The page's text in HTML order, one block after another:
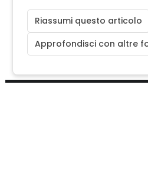
Riassumi questo articolo
Approfondisci con altre